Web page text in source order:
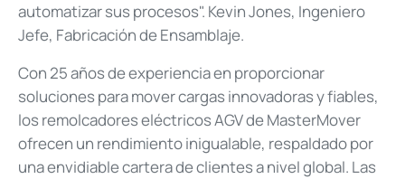
automatizar sus procesos". Kevin Jones, Ingeniero
Jefe, Fabricación de Ensamblaje.
Con 25 años de experiencia en proporcionar
soluciones para mover cargas innovadoras y fiables,
los remolcadores eléctricos AGV de MasterMover
ofrecen un rendimiento inigualable, respaldado por
una envidiable cartera de clientes a nivel global. Las